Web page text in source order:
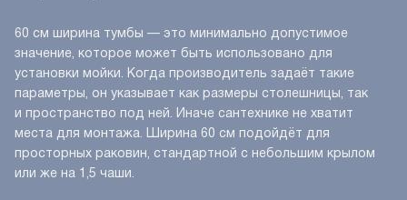
60 см ширина тумбы — это минимально допустимое
значение, которое может быть использовано для
установки мойки. Когда производитель задаёт такие
параметры, он указывает как размеры столешницы, так
и пространство под ней. Иначе сантехнике не хватит
места для монтажа. Ширина 60 см подойдёт для
просторных раковин, стандартной с небольшим крылом
или же на 1,5 чаши.